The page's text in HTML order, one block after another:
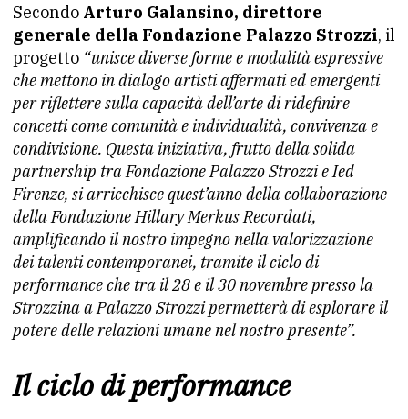
Secondo Arturo Galansino, direttore
generale della Fondazione Palazzo Strozzi, il
progetto “unisce diverse forme e modalità espressive
che mettono in dialogo artisti affermati ed emergenti
per riflettere sulla capacità dell’arte di ridefinire
concetti come comunità e individualità, convivenza e
condivisione. Questa iniziativa, frutto della solida
partnership tra Fondazione Palazzo Strozzi e Ied
Firenze, si arricchisce quest’anno della collaborazione
della Fondazione Hillary Merkus Recordati,
amplificando il nostro impegno nella valorizzazione
dei talenti contemporanei, tramite il ciclo di
performance che tra il 28 e il 30 novembre presso la
Strozzina a Palazzo Strozzi permetterà di esplorare il
potere delle relazioni umane nel nostro presente”.
Il ciclo di performance